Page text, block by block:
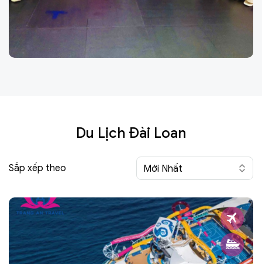
Du Lịch Đài Loan
Sắp xếp theo Mới Nhất